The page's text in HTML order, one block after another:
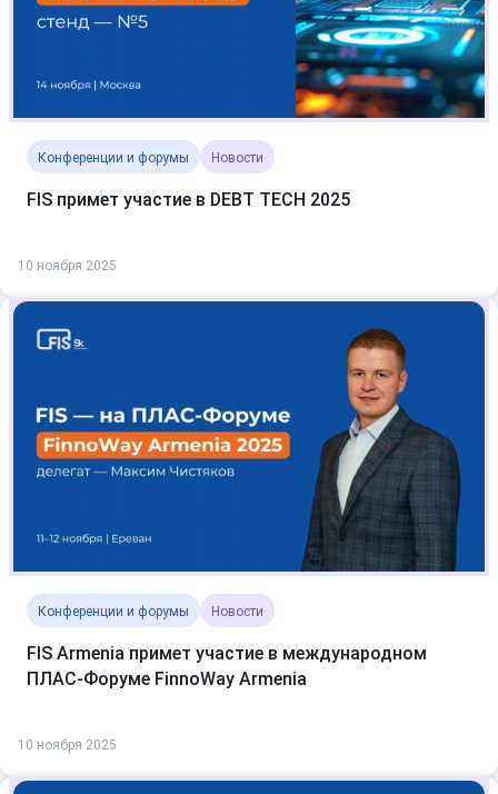
Конференции и форумы Новости
FIS примет участие в DEBT TECH 2025
10 ноября 2025
Конференции и форумы Новости
FIS Armenia примет участие в международном
ПЛАС-Форуме FinnoWay Armenia
10 ноября 2025